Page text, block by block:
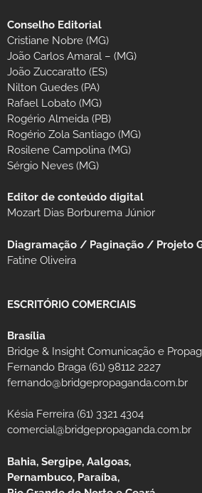
Conselho Editorial
Cristiane Nobre (MG)
João Carlos Amaral – (MG)
João Zuccaratto (ES)
Nilton Guedes (PA)
Rafael Lobato (MG)
Rogério Almeida (PB)
Rogério Zola Santiago (MG)
Rosilene Campolina (MG)
Sérgio Neves (MG)
Editor de conteúdo digital
Mozart Dias Borburema Júnior
Diagramação / Paginação / Projeto
Fatine Oliveira
ESCRITÓRIO COMERCIAIS
Brasília
Bridge & Insight Comunicação e
Fernando Braga (61) 98112 2227
fernando@bridgepropaganda.com.br
Késia Ferreira (61) 3321 4304
comercial@bridgepropaganda.com.br
Bahia, Sergipe, Aalgoas,
Pernambuco, Paraíba,